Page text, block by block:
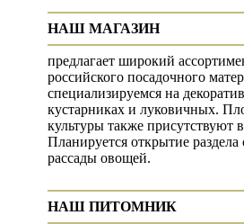
НАШ МАГАЗИН
предлагает широкий
российского посадочного
специализируемся на
кустарниках и луковичных.
культуры также присутствуют
Планируется открытие раздела
рассады овощей.
НАШ ПИТОМНИК